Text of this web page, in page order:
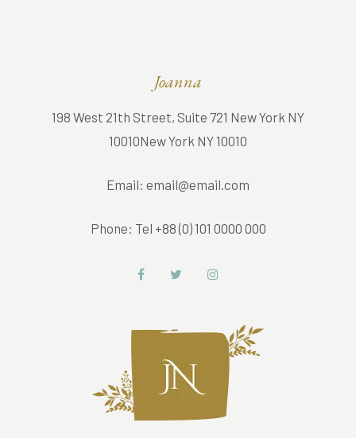
Joanna
198 West 21th Street, Suite 721 New York NY
10010New York NY 10010
Email: email@email.com
Phone: Tel +88 (0) 101 0000 000